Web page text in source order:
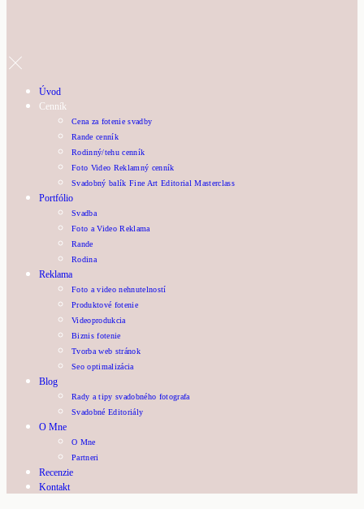
Úvod
Cenník
Cena za fotenie svadby
Rande cenník
Rodinný/tehu cenník
Foto Video Reklamný cenník
Svadobný balík Fine Art Editorial Masterclass
Portfólio
Svadba
Foto a Video Reklama
Rande
Rodina
Reklama
Foto a video nehnutelností
Produktové fotenie
Videoprodukcia
Biznis fotenie
Tvorba web stránok
Seo optimalizácia
Blog
Rady a tipy svadobného fotografa
Svadobné Editoriály
O Mne
O Mne
Partneri
Recenzie
Kontakt